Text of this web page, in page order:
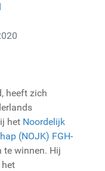
heeft zich
het Noordelijk
(NOJK) FGH-
te winnen. Hij